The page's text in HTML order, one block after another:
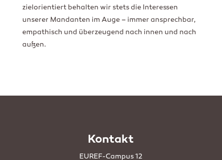
zielorientiert behalten wir stets die Interessen
unserer Mandanten im Auge – immer ansprechbar,
empathisch und überzeugend nach innen und nach
außen.
Kontakt
EUREF-Campus 12